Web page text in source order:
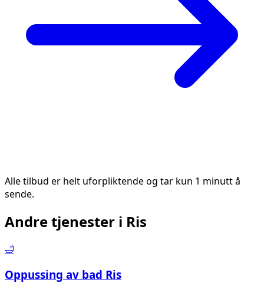
Alle tilbud er helt uforpliktende og tar kun 1 minutt å
sende.
Andre tjenester i Ris
🛁
Oppussing av bad Ris